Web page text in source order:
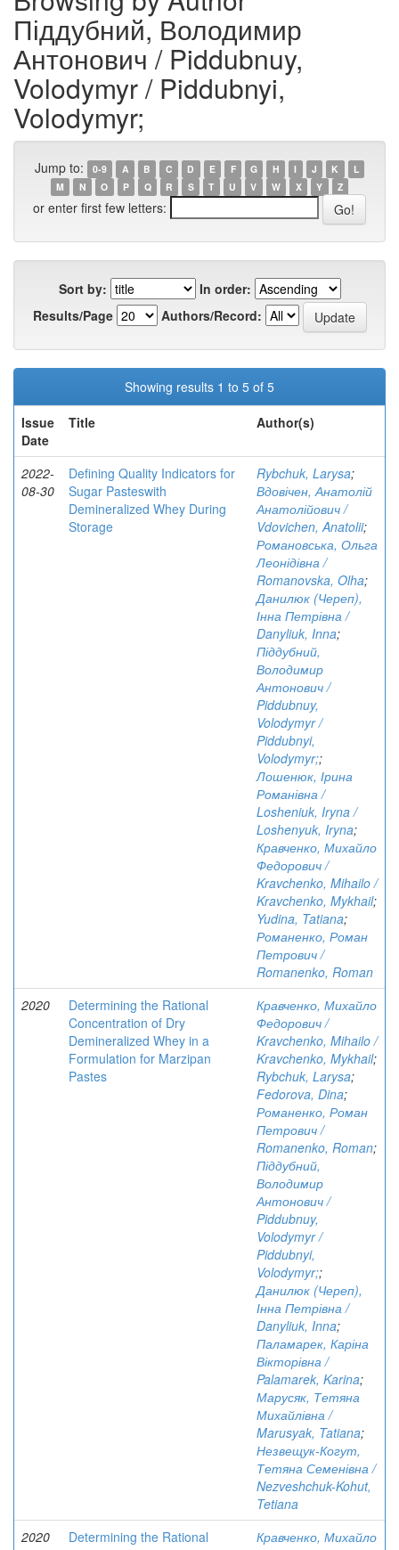
Піддубний, Володимир
Антонович / Piddubnuy,
Volodymyr / Piddubnyi,
Volodymyr;
Jump to: 0-9 A B C D E F G H I J K
L
M
N O P Q R S T U V W X Y Z
or enter first few letters:
Sort by:
In order:
Results/Page
Authors/Record:
Showing results 1 to 5 of 5
Issue
Date
Title Author(s)
2022-
08-30
Defining Quality Indicators for
Sugar Pasteswith
Demineralized Whey During
Storage
Rybchuk, Larysa;
Вдовічен, Анатолій
Анатолійович /
Vdovichen, Anatolii;
Романовська, Ольга
Леонідівна /
Romanovska, Olha;
Данилюк (Череп),
Інна Петрівна /
Danyliuk, Inna;
Піддубний,
Володимир
Антонович /
Piddubnuy,
Volodymyr /
Piddubnyi,
Volodymyr;;
Лошенюк, Ірина
Романівна /
Losheniuk, Iryna /
Loshenyuk, Iryna;
Кравченко, Михайло
Федорович /
Kravchenko, Mihailo /
Kravchenko, Mykhail;
Yudina, Tatiana;
Романенко, Роман
Петрович /
Romanenko, Roman
2020
Determining the Rational
Concentration of Dry
Demineralized Whey in a
Formulation for Marzipan
Pastes
Кравченко, Михайло
Федорович /
Kravchenko, Mihailo /
Kravchenko, Mykhail;
Rybchuk, Larysa;
Fedorova, Dina;
Романенко, Роман
Петрович /
Romanenko, Roman;
Піддубний,
Володимир
Антонович /
Piddubnuy,
Volodymyr /
Piddubnyi,
Volodymyr;;
Данилюк (Череп),
Інна Петрівна /
Danyliuk, Inna;
Паламарек, Каріна
Вікторівна /
Palamarek, Karina;
Марусяк, Тетяна
Михайлівна /
Marusyak, Tatiana;
Незвещук-Когут,
Тетяна Семенівна /
Nezveshchuk-Kohut,
Tetiana
2020
Determining the Rational
Кравченко, Михайло